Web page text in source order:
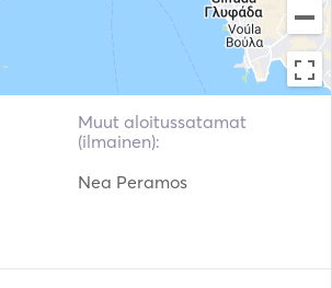
Muut aloitussatamat
(ilmainen):
Nea Peramos